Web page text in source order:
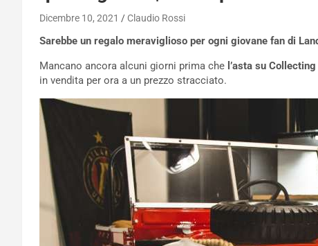
Dicembre 10, 2021 Claudio Rossi
Sarebbe un regalo meraviglioso per ogni giovane fan di
Mancano ancora alcuni giorni prima che l’asta su
in vendita per ora a un prezzo stracciato.